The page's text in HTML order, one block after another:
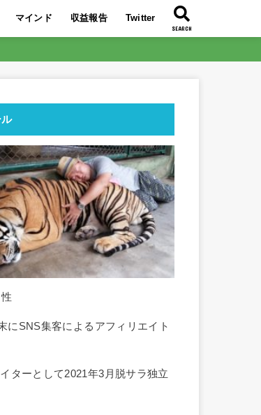
マインド 収益報告 Twitter
SEARCH
にSNS集客によるアフィリエイト
ターとして2021年3月脱サラ独立